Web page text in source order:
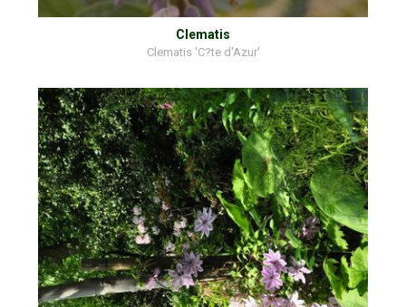
Clematis
Clematis 'C?te d'Azur'